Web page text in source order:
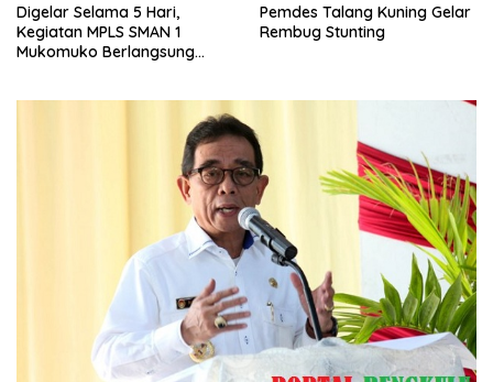
Digelar Selama 5 Hari,
Kegiatan MPLS SMAN 1
Mukomuko Berlangsung
Pemdes Talang Kuning Gelar
Rembug Stunting